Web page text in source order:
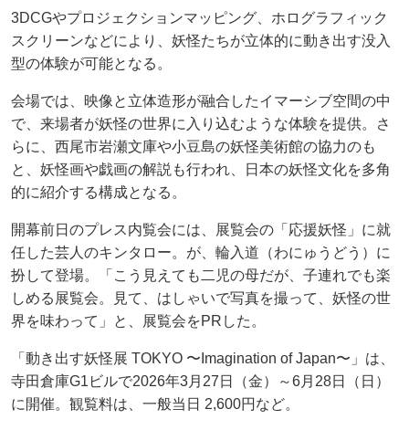
3DCGやプロジェクションマッピング、ホログラフィック
スクリーンなどにより、妖怪たちが立体的に動き出す没入
型の体験が可能となる。
会場では、映像と立体造形が融合したイマーシブ空間の中
で、来場者が妖怪の世界に入り込むような体験を提供。さ
らに、西尾市岩瀬文庫や小豆島の妖怪美術館の協力のも
と、妖怪画や戯画の解説も行われ、日本の妖怪文化を多角
的に紹介する構成となる。
開幕前日のプレス内覧会には、展覧会の「応援妖怪」に就
任した芸人のキンタロー。が、輪入道（わにゅうどう）に
扮して登場。「こう見えても二児の母だが、子連れでも楽
しめる展覧会。見て、はしゃいで写真を撮って、妖怪の世
界を味わって」と、展覧会をPRした。
「動き出す妖怪展 TOKYO 〜Imagination of Japan〜」は、
寺田倉庫G1ビルで2026年3月27日（金）～6月28日（日）
に開催。観覧料は、一般当日 2,600円など。